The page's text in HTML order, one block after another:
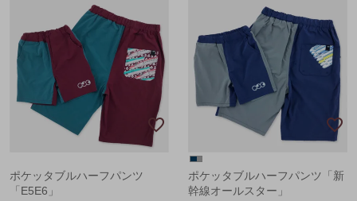
ポケッタブルハーフパンツ
「E5E6」
ポケッタブルハーフパンツ「新
幹線オールスター」